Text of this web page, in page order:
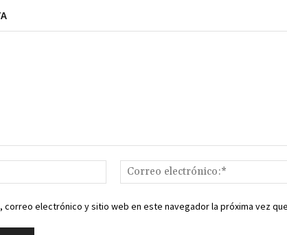
Nombre:*
correo electrónico y sitio web en este navegador la próxima vez